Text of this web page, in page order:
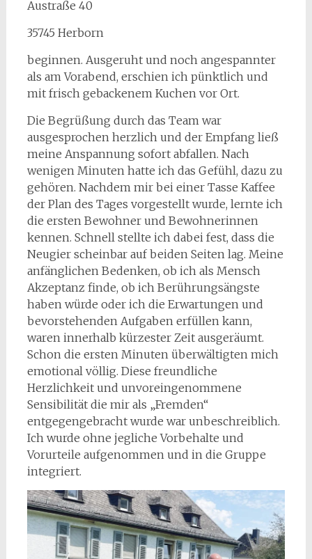
Austraße 40
35745 Herborn
beginnen. Ausgeruht und noch angespannter
als am Vorabend, erschien ich pünktlich und
mit frisch gebackenem Kuchen vor Ort.
Die Begrüßung durch das Team war
ausgesprochen herzlich und der Empfang ließ
meine Anspannung sofort abfallen. Nach
wenigen Minuten hatte ich das Gefühl, dazu zu
gehören. Nachdem mir bei einer Tasse Kaffee
der Plan des Tages vorgestellt wurde, lernte ich
die ersten Bewohner und Bewohnerinnen
kennen. Schnell stellte ich dabei fest, dass die
Neugier scheinbar auf beiden Seiten lag. Meine
anfänglichen Bedenken, ob ich als Mensch
Akzeptanz finde, ob ich Berührungsängste
haben würde oder ich die Erwartungen und
bevorstehenden Aufgaben erfüllen kann,
waren innerhalb kürzester Zeit ausgeräumt.
Schon die ersten Minuten überwältigten mich
emotional völlig. Diese freundliche
Herzlichkeit und unvoreingenommene
Sensibilität die mir als „Fremden“
entgegengebracht wurde war unbeschreiblich.
Ich wurde ohne jegliche Vorbehalte und
Vorurteile aufgenommen und in die Gruppe
integriert.